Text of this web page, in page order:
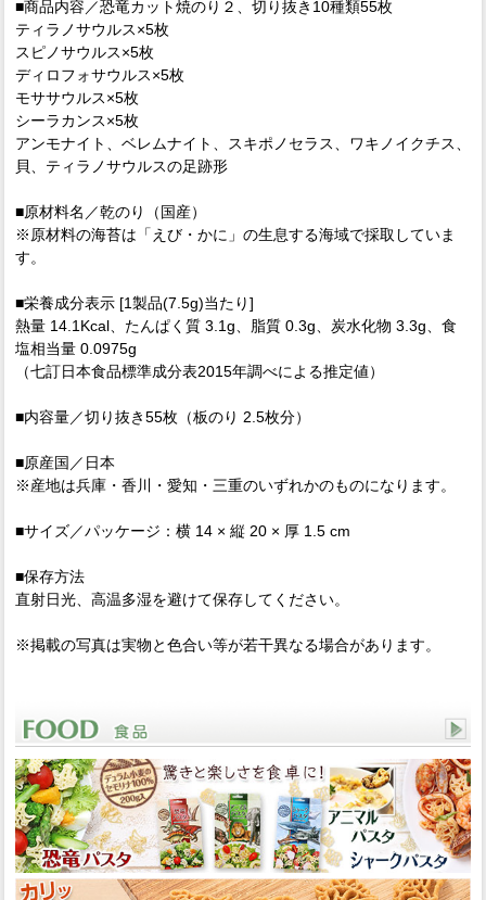
■商品内容／恐竜カット焼のり２、切り抜き10種類55枚
ティラノサウルス×5枚
スピノサウルス×5枚
ディロフォサウルス×5枚
モササウルス×5枚
シーラカンス×5枚
アンモナイト、ベレムナイト、スキポノセラス、ワキノイクチス、
貝、ティラノサウルスの足跡形
■原材料名／乾のり（国産）
※原材料の海苔は「えび・かに」の生息する海域で採取していま
す。
■栄養成分表示 [1製品(7.5g)当たり]
熱量 14.1Kcal、たんぱく質 3.1g、脂質 0.3g、炭水化物 3.3g、食
塩相当量 0.0975g
（七訂日本食品標準成分表2015年調べによる推定値）
■内容量／切り抜き55枚（板のり 2.5枚分）
■原産国／日本
※産地は兵庫・香川・愛知・三重のいずれかのものになります。
■サイズ／パッケージ：横 14 × 縦 20 × 厚 1.5 cm
■保存方法
直射日光、高温多湿を避けて保存してください。
※掲載の写真は実物と色合い等が若干異なる場合があります。